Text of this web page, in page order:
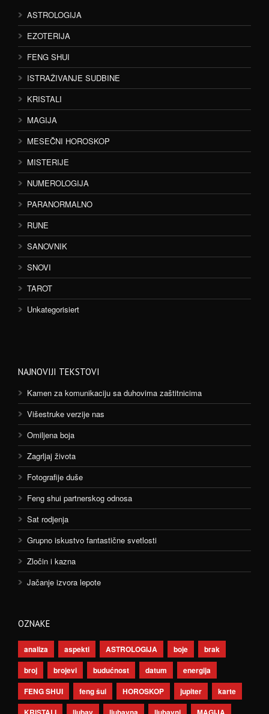
ASTROLOGIJA
EZOTERIJA
FENG SHUI
ISTRAŽIVANJE SUDBINE
KRISTALI
MAGIJA
MESEČNI HOROSKOP
MISTERIJE
NUMEROLOGIJA
PARANORMALNO
RUNE
SANOVNIK
SNOVI
TAROT
Unkategorisiert
NAJNOVIJI TEKSTOVI
Kamen za komunikaciju sa duhovima zaštitnicima
Višestruke verzije nas
Omiljena boja
Zagrljaj života
Fotografije duše
Feng shui partnerskog odnosa
Sat rodjenja
Grupno iskustvo fantastične svetlosti
Zločin i kazna
Jačanje izvora lepote
OZNAKE
analiza aspekti ASTROLOGIJA boje
brak
broj
brojevi budućnost datum
energija
FENG SHUI
feng šui HOROSKOP jupiter
karte